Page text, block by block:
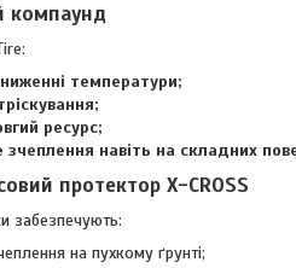
компаунд
температури;
ресурс;
зчеплення навіть на складних
протектор X-CROSS
забезпечують:
на пухкому ґрунті;